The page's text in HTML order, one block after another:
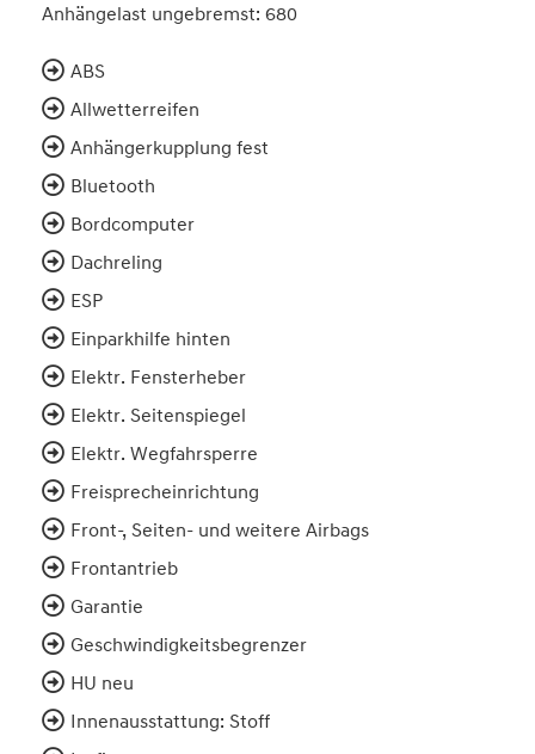
Anhängelast ungebremst: 680
ABS
Allwetterreifen
Anhängerkupplung fest
Bluetooth
Bordcomputer
Dachreling
ESP
Einparkhilfe hinten
Elektr. Fensterheber
Elektr. Seitenspiegel
Elektr. Wegfahrsperre
Freisprecheinrichtung
Front-, Seiten- und weitere Airbags
Frontantrieb
Garantie
Geschwindigkeitsbegrenzer
HU neu
Innenausstattung: Stoff